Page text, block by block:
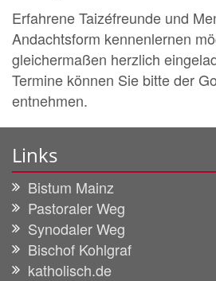
Erfahrene Taizéfreunde und
Andachtsform kennenlernen
gleichermaßen herzlich
Termine können Sie bitte der
entnehmen.
Links
Bistum Mainz
Pastoraler Weg
Synodaler Weg
Bischof Kohlgraf
katholisch.de